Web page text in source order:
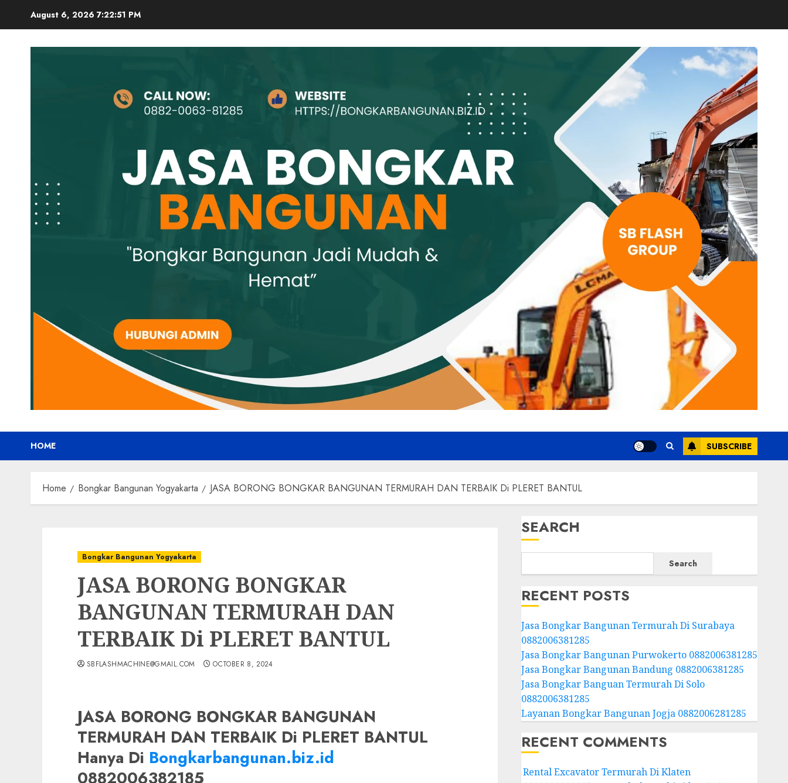
August 6, 2026 7:22:52 PM
HOME SUBSCRIBE
Home Bongkar Bangunan Yogyakarta JASA BORONG BONGKAR BANGUNAN TERMURAH DAN TERBAIK Di PLERET BANTUL
Bongkar Bangunan Yogyakarta
JASA BORONG BONGKAR
BANGUNAN TERMURAH DAN
TERBAIK Di PLERET BANTUL
SBFLASHMACHINE@GMAIL.COM OCTOBER 8, 2024
JASA BORONG BONGKAR BANGUNAN
TERMURAH DAN TERBAIK Di PLERET BANTUL
Hanya Di Bongkarbangunan.biz.id
0882006382185
SEARCH
Search
RECENT POSTS
Jasa Bongkar Bangunan Termurah Di Surabaya
0882006381285
Jasa Bongkar Bangunan Purwokerto 0882006381285
Jasa Bongkar Bangunan Bandung 0882006381285
Jasa Bongkar Banguan Termurah Di Solo
0882006381285
Layanan Bongkar Bangunan Jogja 0882006281285
RECENT COMMENTS
Rental Excavator Termurah Di Klaten